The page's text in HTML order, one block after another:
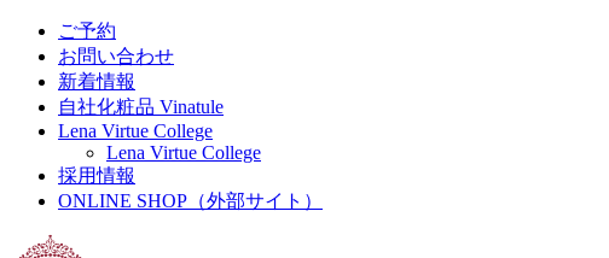
ご予約
お問い合わせ
新着情報
自社化粧品 Vinatule
Lena Virtue College
Lena Virtue College
採用情報
ONLINE SHOP（外部サイト）